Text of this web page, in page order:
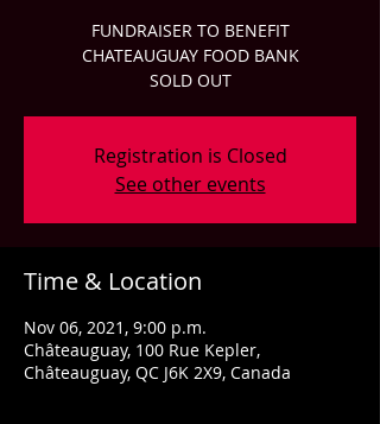
FUNDRAISER TO BENEFIT
CHATEAUGUAY FOOD BANK
SOLD OUT
Registration is Closed
See other events
Time & Location
Nov 06, 2021, 9:00 p.m.
Châteauguay, 100 Rue Kepler,
Châteauguay, QC J6K 2X9, Canada